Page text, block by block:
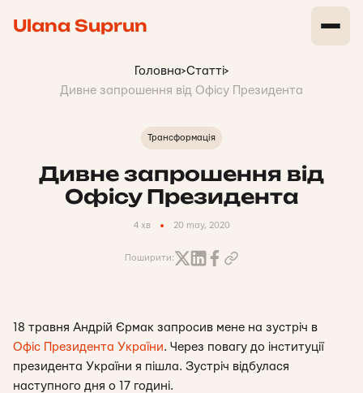
Ulana Suprun
Головна>Статті>
Дивне запрошення від Офісу Президента
Трансформація
Дивне запрошення від
Офісу Президента
4 хв 20 may, 2020
Поширити:
18 травня Андрій Єрмак запросив мене на зустріч в
Офіс Президента України. Через повагу до інституції
президента України я пішла. Зустріч відбулася
наступного дня о 17 годині.